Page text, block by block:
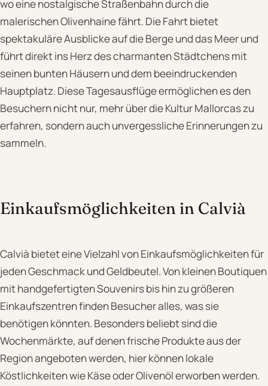
wo eine nostalgische Straßenbahn durch die
malerischen Olivenhaine fährt. Die Fahrt bietet
spektakuläre Ausblicke auf die Berge und das Meer und
führt direkt ins Herz des charmanten Städtchens mit
seinen bunten Häusern und dem beeindruckenden
Hauptplatz. Diese Tagesausflüge ermöglichen es den
Besuchern nicht nur, mehr über die Kultur Mallorcas zu
erfahren, sondern auch unvergessliche Erinnerungen zu
sammeln.
Einkaufsmöglichkeiten in Calvià
Calvià bietet eine Vielzahl von Einkaufsmöglichkeiten für
jeden Geschmack und Geldbeutel. Von kleinen Boutiquen
mit handgefertigten Souvenirs bis hin zu größeren
Einkaufszentren finden Besucher alles, was sie
benötigen könnten. Besonders beliebt sind die
Wochenmärkte, auf denen frische Produkte aus der
Region angeboten werden, hier können lokale
Köstlichkeiten wie Käse oder Olivenöl erworben werden.